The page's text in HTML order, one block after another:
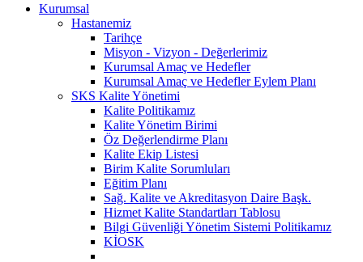
Kurumsal
Hastanemiz
Tarihçe
Misyon - Vizyon - Değerlerimiz
Kurumsal Amaç ve Hedefler
Kurumsal Amaç ve Hedefler Eylem Planı
SKS Kalite Yönetimi
Kalite Politikamız
Kalite Yönetim Birimi
Öz Değerlendirme Planı
Kalite Ekip Listesi
Birim Kalite Sorumluları
Eğitim Planı
Sağ. Kalite ve Akreditasyon Daire Başk.
Hizmet Kalite Standartları Tablosu
Bilgi Güvenliği Yönetim Sistemi Politikamız
KİOSK